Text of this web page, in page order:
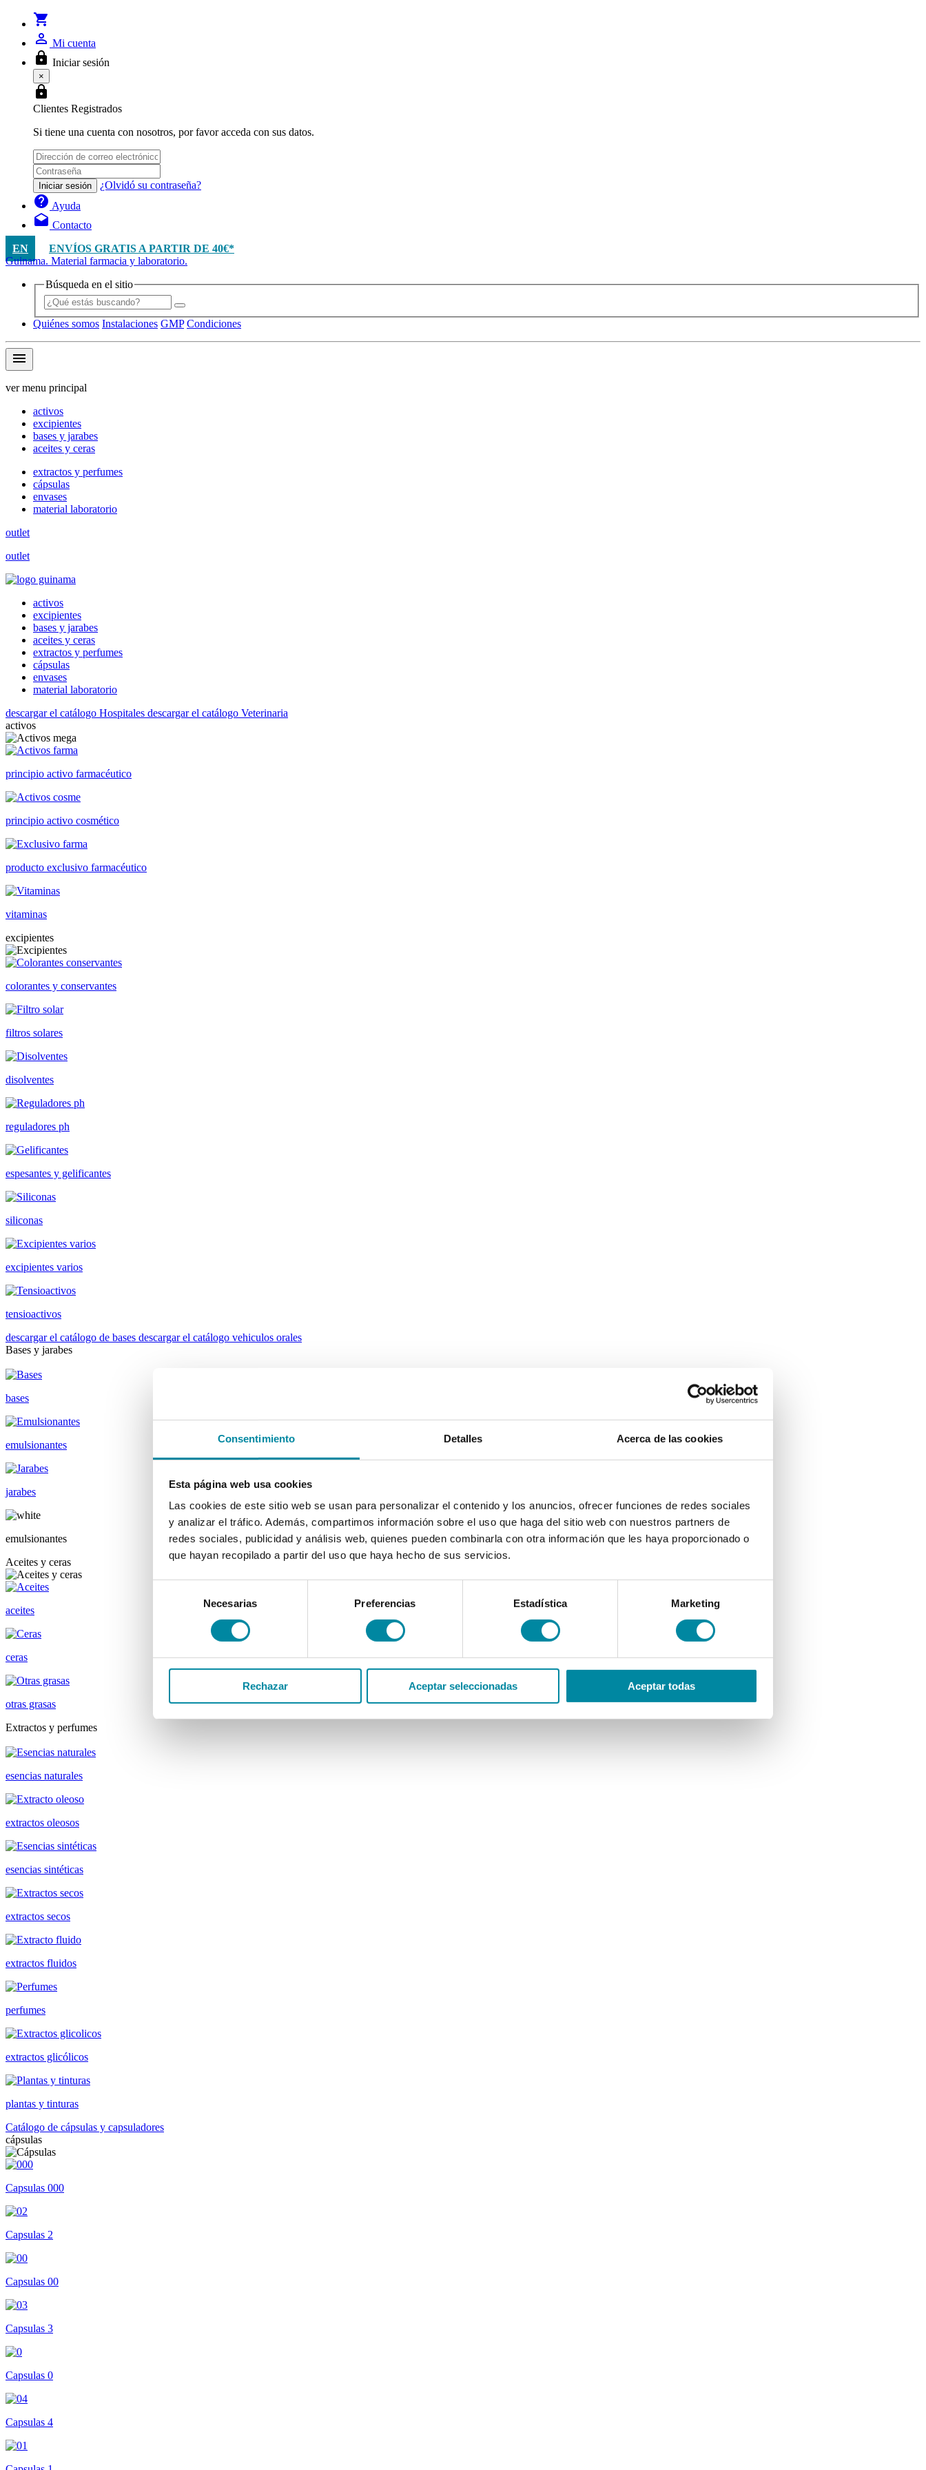
Consentimiento Detalles Acerca de las cookies
Esta página web usa cookies
Las cookies de este sitio web se usan para personalizar el contenido y los anuncios, ofrecer funciones de redes sociales
y analizar el tráfico. Además, compartimos información sobre el uso que haga del sitio web con nuestros partners de
redes sociales, publicidad y análisis web, quienes pueden combinarla con otra información que les haya proporcionado o
que hayan recopilado a partir del uso que haya hecho de sus servicios.
consentimiento
Necesarias Preferencias Estadística Marketing
Rechazar Aceptar seleccionadas Aceptar todas
shopping_cart
person_outline Mi cuenta
lock Iniciar sesión
×
lock
Clientes Registrados
Si tiene una cuenta con nosotros, por favor acceda con sus datos.
Iniciar sesión ¿Olvidó su contraseña?
help Ayuda
drafts Contacto
EN
ENVÍOS GRATIS A PARTIR DE 40€*
Guinama. Material farmacia y laboratorio.
Búsqueda en el sitio
Quiénes somos Instalaciones GMP Condiciones
menu
ver menu principal
activos
excipientes
bases y jarabes
aceites y ceras
extractos y perfumes
cápsulas
envases
material laboratorio
outlet
outlet
activos
excipientes
bases y jarabes
aceites y ceras
extractos y perfumes
cápsulas
envases
material laboratorio
descargar el catálogo Hospitales descargar el catálogo Veterinaria
activos
principio activo farmacéutico
principio activo cosmético
producto exclusivo farmacéutico
vitaminas
excipientes
colorantes y conservantes
filtros solares
disolventes
reguladores ph
espesantes y gelificantes
siliconas
excipientes varios
tensioactivos
descargar el catálogo de bases descargar el catálogo vehiculos orales
Bases y jarabes
bases
emulsionantes
jarabes
emulsionantes
Aceites y ceras
aceites
ceras
otras grasas
Extractos y perfumes
esencias naturales
extractos oleosos
esencias sintéticas
extractos secos
extractos fluidos
perfumes
extractos glicólicos
plantas y tinturas
Catálogo de cápsulas y capsuladores
cápsulas
Capsulas 000
Capsulas 2
Capsulas 00
Capsulas 3
Capsulas 0
Capsulas 4